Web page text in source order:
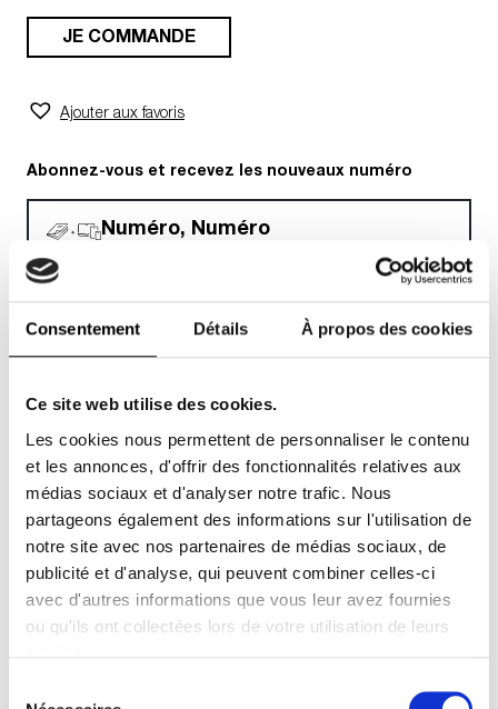
Consentement Détails À propos des cookies
Ce site web utilise des cookies.
Les cookies nous permettent de personnaliser le contenu
et les annonces, d'offrir des fonctionnalités relatives aux
médias sociaux et d'analyser notre trafic. Nous
partageons également des informations sur l'utilisation de
notre site avec nos partenaires de médias sociaux, de
publicité et d'analyse, qui peuvent combiner celles-ci
avec d'autres informations que vous leur avez fournies
ou qu'ils ont collectées lors de votre utilisation de leurs
JE COMMANDE
Ajouter aux favoris
Abonnez-vous et recevez les nouveaux numéro
Numéro, Numéro
Abonnement papier
À partir de5.99€ttc
Numéro et
Numéro Art
et/ou digital
À partir de5.16€ttc
JE M'ABONNE !
Numéro et